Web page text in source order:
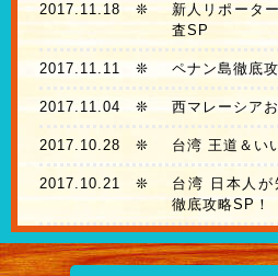
2017.11.18❊
新人リポータ
査SP
2017.11.11 ❊ ペナン島徹底
2017.11.04 ❊ 西マレーシア
2017.10.28 ❊ 台湾 王道＆い
2017.10.21 ❊
台湾 日本人が
徹底攻略SP！